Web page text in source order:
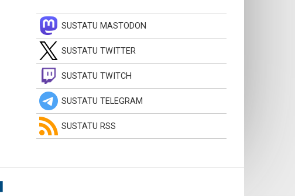
SUSTATU MASTODON
SUSTATU TWITTER
SUSTATU TWITCH
SUSTATU TELEGRAM
SUSTATU RSS